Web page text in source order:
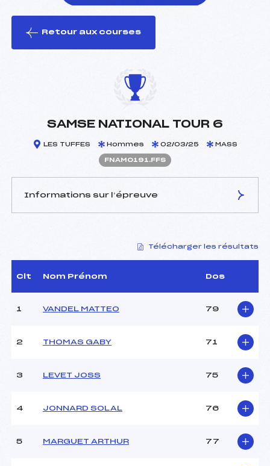
le ski
Retour aux courses
SAMSE NATIONAL TOUR 6
LES TUFFES Hommes 02/03/25 MASS
FNAM0191.FFS
Informations sur l’épreuve
GAILLARD LILIAN (DA)
D.T Adjoint :
VANDEL LUDOVIC (MJ)
Dir. Epreuve :
LEYDER CECILE (MJ)
CARACTÉRISTIQUES DE LA PISTE
10 km
Point Bas :
1156 m
40 m
Télécharger les résultats
Clt Nom Prénom Dos
1 VANDEL MATTEO 79
2 THOMAS GABY 71
3 LEVET JOSS 75
4 JONNARD SOLAL 76
5 MARGUET ARTHUR 77